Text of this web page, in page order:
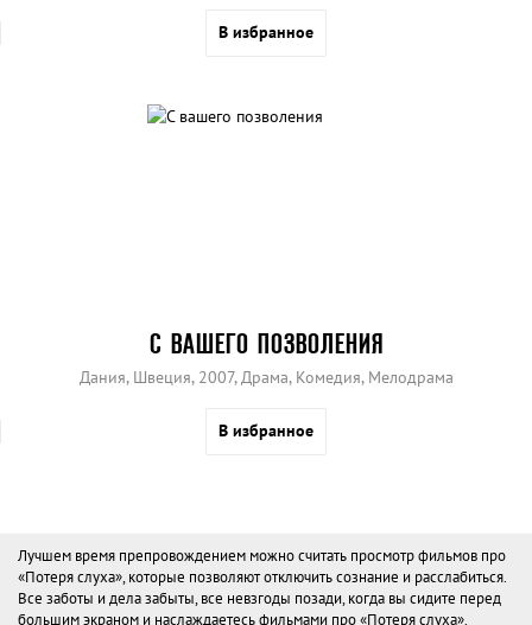
В избранное
С ВАШЕГО ПОЗВОЛЕНИЯ
Дания, Швеция, 2007, Драма, Комедия, Мелодрама
В избранное
Лучшем время препровождением можно считать просмотр фильмов про
«Потеря слуха», которые позволяют отключить сознание и расслабиться.
Все заботы и дела забыты, все невзгоды позади, когда вы сидите перед
большим экраном и наслаждаетесь фильмами про «Потеря слуха».